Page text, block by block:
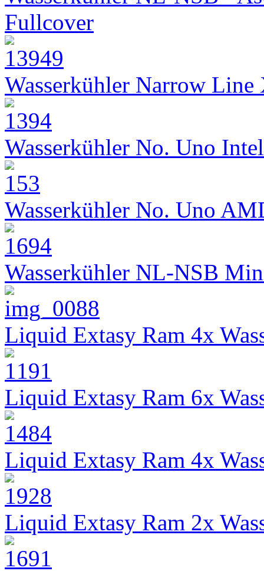
Fullcover
Wasserkühler Narrow
Wasserkühler No. Uno Intel
Wasserkühler No. Uno
Wasserkühler NL-NSB
Liquid Extasy Ram 4x
Liquid Extasy Ram 6x
Liquid Extasy Ram 4x
Liquid Extasy Ram 2x